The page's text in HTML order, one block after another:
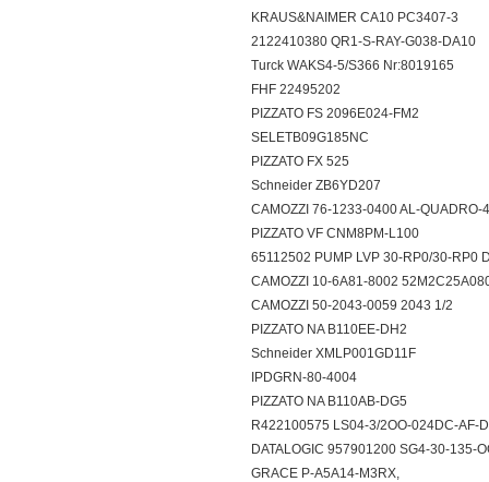
KRAUS&NAIMER CA10 PC3407-3
2122410380 QR1-S-RAY-G038-DA10
Turck WAKS4-5/S366 Nr:8019165
FHF 22495202
PIZZATO FS 2096E024-FM2
SELETB09G185NC
PIZZATO FX 525
Schneider ZB6YD207
CAMOZZI 76-1233-0400 AL-
PIZZATO VF CNM8PM-L100
65112502 PUMP LVP 30-RP0/30-
CAMOZZI 10-6A81-8002
CAMOZZI 50-2043-0059 2043 1/2
PIZZATO NA B110EE-DH2
Schneider XMLP001GD11F
IPDGRN-80-4004
PIZZATO NA B110AB-DG5
R422100575 LS04-3/2OO-024DC-
DATALOGIC 957901200 SG4-30-
GRACE P-A5A14-M3RX,